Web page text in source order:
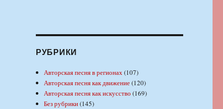
РУБРИКИ
Авторская песня в регионах(107)
Авторская песня как движение(120)
Авторская песня как искусство (169)
Без рубрики(145)